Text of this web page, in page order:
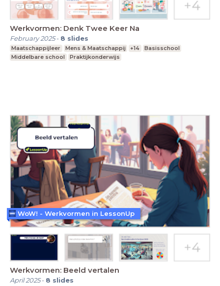
Werkvormen: Denk Twee Keer Na
February 2025- 8 slides
Maatschappijleer Mens & Maatschappij +14
Basisschool
Middelbare school
Praktijkonderwijs
Werkvormen: Beeld vertalen
April 2025- 8 slides
WoW! - Werkvormen in LessonUp